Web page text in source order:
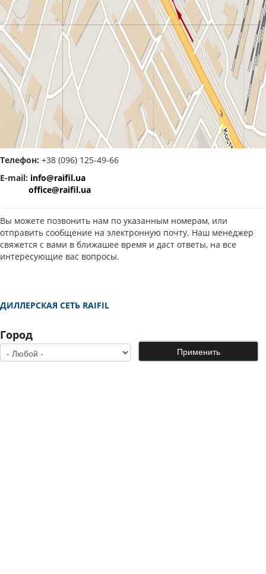
Телефон: +38 (096) 125-49-66
E-mail: info@raifil.ua
office@raifil.ua
Вы можете позвонить нам по указанным номерам, или
отправить сообщение на электронную почту. Наш менеджер
свяжется с вами в ближашее время и даст ответы, на все
интересующие вас вопросы.
ДИЛЛЕРСКАЯ СЕТЬ RAIFIL
Город
Применить